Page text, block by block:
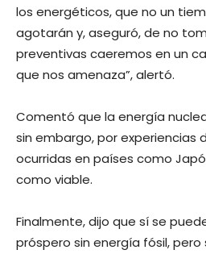
los energéticos, que no un
agotarán y, aseguró, de no
preventivas caeremos en un
que nos amenaza”, alertó.
Comentó que la energía
sin embargo, por experiencias
ocurridas en países como
como viable.
Finalmente, dijo que sí se
próspero sin energía fósil,